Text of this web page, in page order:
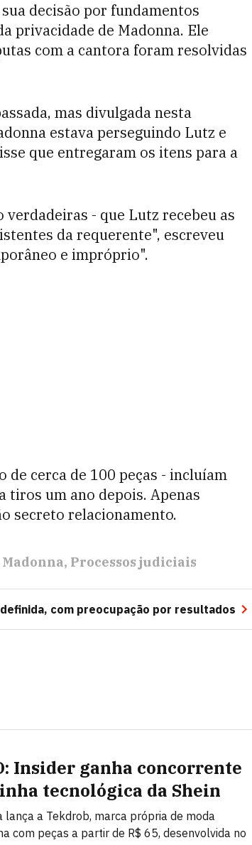
decisão por fundamentos
privacidade de Madonna. Ele
com a cantora foram resolvidas
mas divulgada nesta
estava perseguindo Lutz e
que entregaram os itens para a
verdadeiras - que Lutz recebeu as
da requerente", escreveu
e impróprio".
de cerca de 100 peças - incluíam
tiros um ano depois. Apenas
secreto relacionamento.
Madonna Processos judiciais
com preocupação por resultados
Insider ganha concorrente
tecnológica da Shein
lança a Tekdrob, marca própria de moda
com peças a partir de R$ 65, desenvolvida no